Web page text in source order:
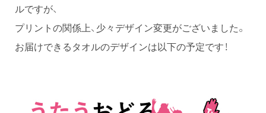
ルですが、
プリントの関係上、少々デザイン変更がございました。
お届けできるタオルのデザインは以下の予定です！